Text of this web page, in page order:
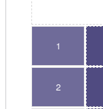
1
2